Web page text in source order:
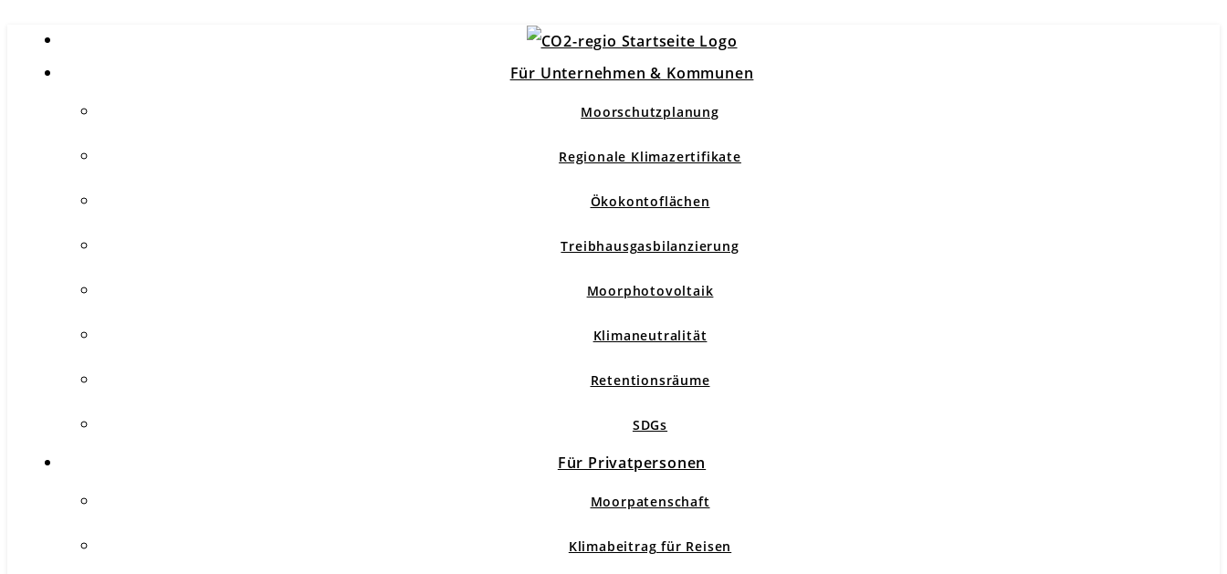
Für Unternehmen & Kommunen
Moorschutzplanung
Regionale Klimazertifikate
Ökokontoflächen
Treibhausgasbilanzierung
Moorphotovoltaik
Klimaneutralität
Retentionsräume
SDGs
Für Privatpersonen
Moorpatenschaft
Klimabeitrag für Reisen